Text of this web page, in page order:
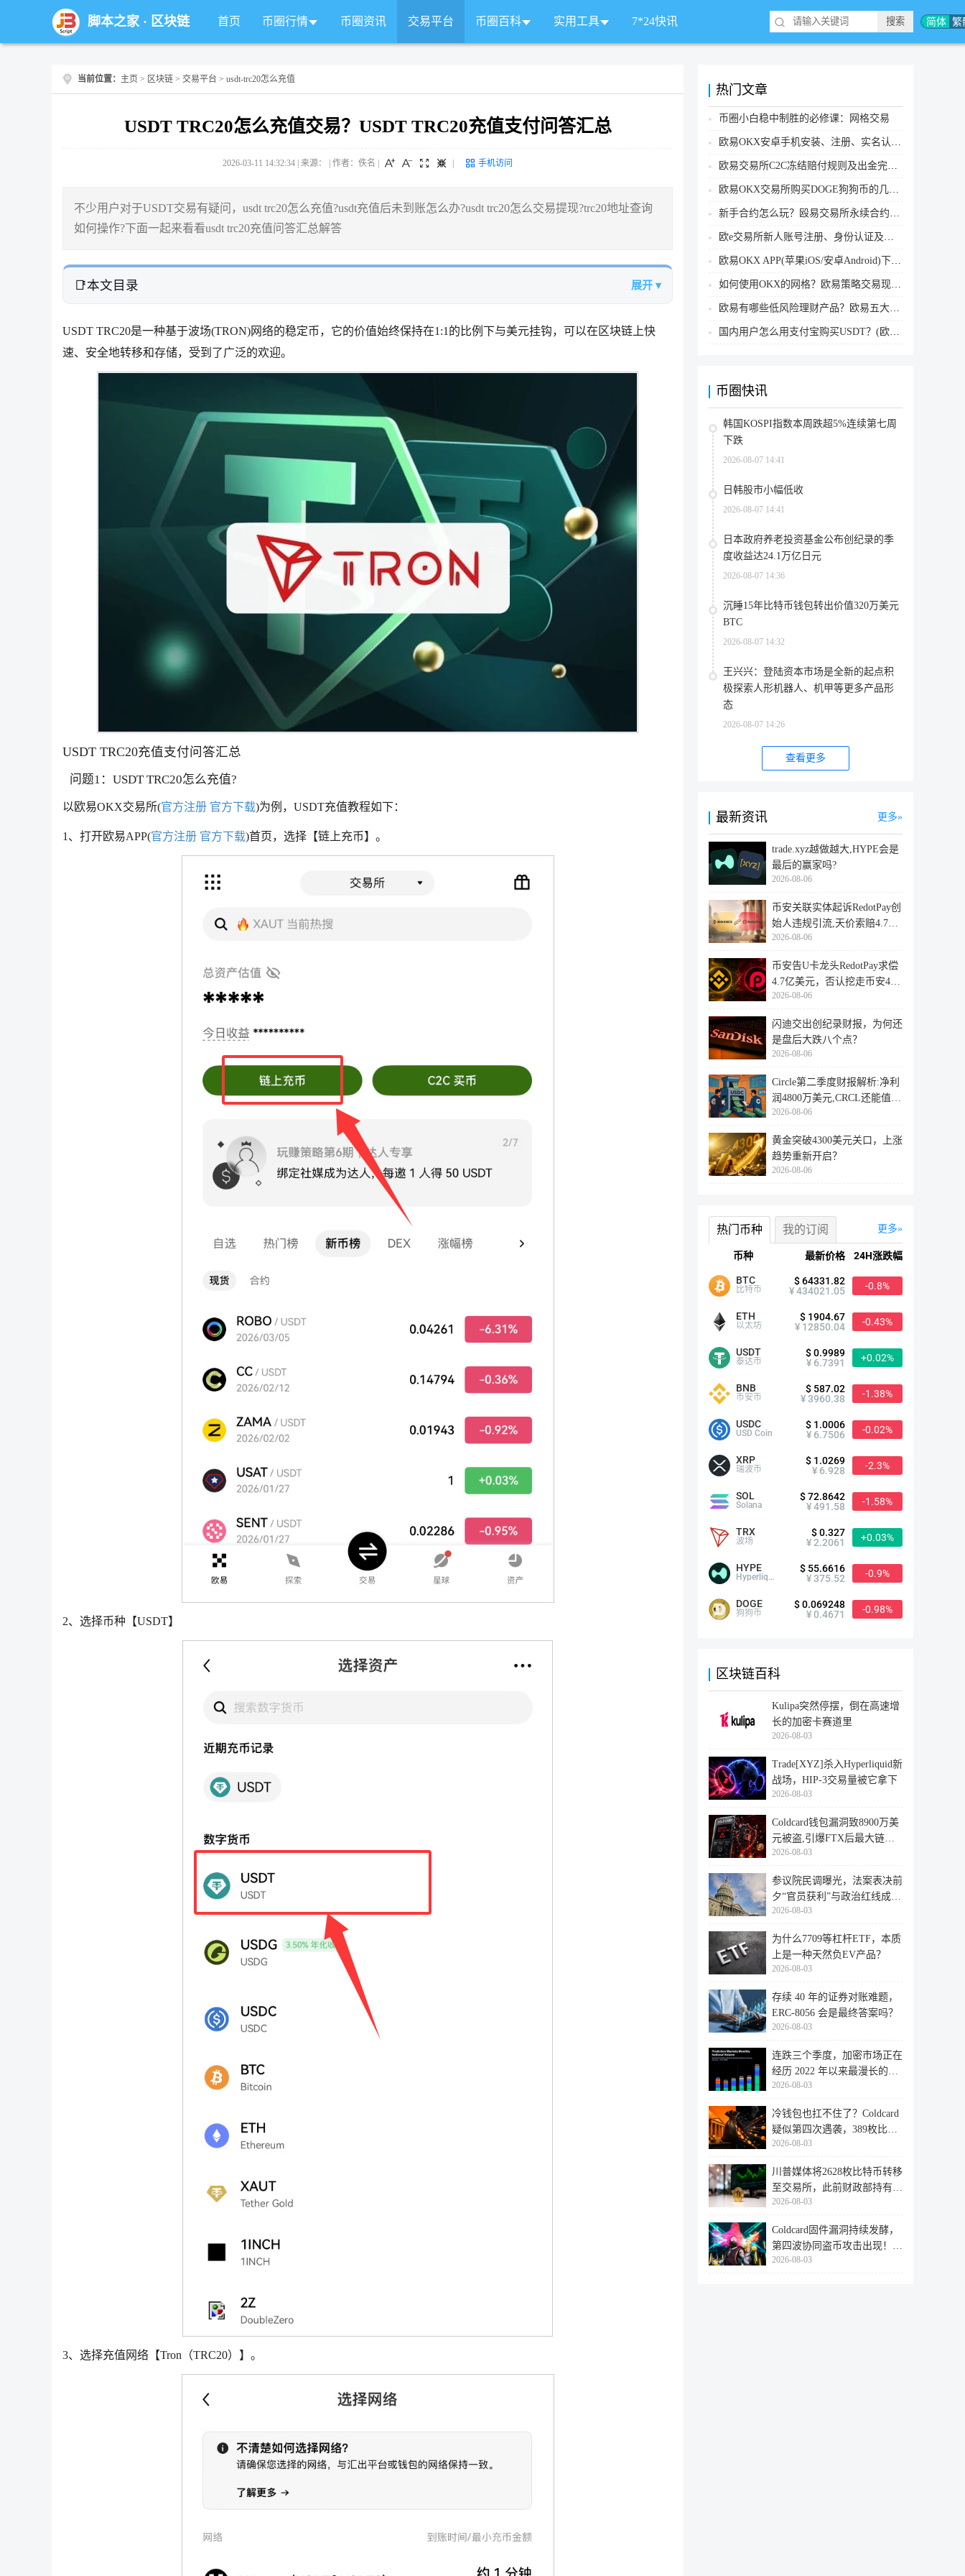
简体 繁
脚本之家· 区块链 首页 币圈行情 币圈资讯 交易平台 币圈百科 实用工具 7*24快讯
当前位置： 主页 > 区块链 > 交易平台 > usdt-trc20怎么充值
USDT TRC20怎么充值交易？USDT TRC20充值支付问答汇总
2026-03-11 14:32:34 | 来源： | 作者：佚名 手机访问
不少用户对于USDT交易有疑问，usdt trc20怎么充值?usdt充值后未到账怎么办?usdt trc20怎么交易提现?trc20地址查询
如何操作?下面一起来看看usdt trc20充值问答汇总解答
本文目录 展开 ▾
USDT TRC20是一种基于波场(TRON)网络的稳定币，它的价值始终保持在1:1的比例下与美元挂钩，可以在区块链上快
速、安全地转移和存储，受到了广泛的欢迎。
USDT TRC20充值支付问答汇总
问题1：USDT TRC20怎么充值?
以欧易OKX交易所(官方注册 官方下载)为例，USDT充值教程如下：
1、打开欧易APP(官方注册 官方下载)首页，选择【链上充币】。
2、选择币种【USDT】
3、选择充值网络【Tron（TRC20）】。
热门文章
币圈小白稳中制胜的必修课：网格交易
欧易OKX安卓手机安装、注册、实名认证、买币转账新手实操教程
欧易交易所C2C冻结赔付规则及出金完整流程
欧易OKX交易所购买DOGE狗狗币的几个方式汇总
新手合约怎么玩？殴易交易所永续合约操作步骤教程(APP/Web端)
欧e交易所新人账号注册、身份认证及安全设置教程
欧易OKX APP(苹果iOS/安卓Android)下载图文教程
如何使用OKX的网格？欧易策略交易现货网格新手操作流程
欧易有哪些低风险理财产品？欧易五大低风险理财产品详细介绍
国内用户怎么用支付宝购买USDT？(欧易交易所为例)
币圈快讯
韩国KOSPI指数本周跌超5%连续第七周
下跌
2026-08-07 14:41
日韩股市小幅低收
2026-08-07 14:41
日本政府养老投资基金公布创纪录的季
度收益达24.1万亿日元
2026-08-07 14:36
沉睡15年比特币钱包转出价值320万美元
BTC
2026-08-07 14:32
王兴兴：登陆资本市场是全新的起点积
极探索人形机器人、机甲等更多产品形
态
2026-08-07 14:26
查看更多
最新资讯 更多
trade.xyz越做越大,HYPE会是
最后的赢家吗?
2026-08-06
币安关联实体起诉RedotPay创
始人违规引流,天价索赔4.728
亿美
2026-08-06
币安告U卡龙头RedotPay求偿
4.7亿美元，否认挖走币安47
万用户
2026-08-06
闪迪交出创纪录财报，为何还
是盘后大跌八个点？
2026-08-06
Circle第二季度财报解析:净利
润4800万美元,CRCL还能值得
投资
2026-08-06
黄金突破4300美元关口，上涨
趋势重新开启？
2026-08-06
更多
热门币种 我的订阅
币种 最新价格 24H涨跌幅
BTC
比特币
$ 64331.82
¥ 434021.05
-0.8%
ETH
以太坊
$ 1904.67
¥ 12850.04
-0.43%
USDT
泰达币
$ 0.9989
¥ 6.7391
+0.02%
BNB
币安币
$ 587.02
¥ 3960.38
-1.38%
USDC
USD Coin
$ 1.0006
¥ 6.7506
-0.02%
XRP
瑞波币
$ 1.0269
¥ 6.928
-2.3%
SOL
Solana
$ 72.8642
¥ 491.58
-1.58%
TRX
波场
$ 0.327
¥ 2.2061
+0.03%
HYPE
Hyperliquid
$ 55.6616
¥ 375.52
-0.9%
DOGE
狗狗币
$ 0.069248
¥ 0.4671
-0.98%
区块链百科
Kulipa突然停摆，倒在高速增
长的加密卡赛道里
2026-08-03
Trade[XYZ]杀入Hyperliquid新
战场，HIP-3交易量被它拿下
2026-08-03
Coldcard钱包漏洞致8900万美
元被盗,引爆FTX后最大链上
迁移潮
2026-08-03
参议院民调曝光，法案表决前
夕“官员获利”与政治红线成最
大
2026-08-03
为什么7709等杠杆ETF，本质
上是一种天然负EV产品？
2026-08-03
存续 40 年的证券对账难题，
ERC-8056 会是最终答案吗？
2026-08-03
连跌三个季度，加密市场正在
经历 2022 年以来最漫长的退
潮
2026-08-03
冷钱包也扛不住了？Coldcard
疑似第四次遇袭，389枚比特
币失
2026-08-03
川普媒体将2628枚比特币转移
至交易所，此前财政部持有的
比特
2026-08-03
Coldcard固件漏洞持续发酵，
第四波协同盗币攻击出现！
462个
2026-08-03